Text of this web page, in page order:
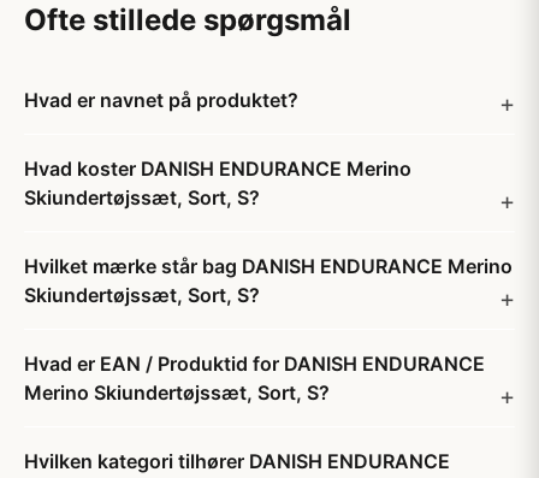
Ofte stillede spørgsmål
Hvad er navnet på produktet?
Hvad koster DANISH ENDURANCE Merino
Skiundertøjssæt, Sort, S?
Hvilket mærke står bag DANISH ENDURANCE Merino
Skiundertøjssæt, Sort, S?
Hvad er EAN / Produktid for DANISH ENDURANCE
Merino Skiundertøjssæt, Sort, S?
Hvilken kategori tilhører DANISH ENDURANCE